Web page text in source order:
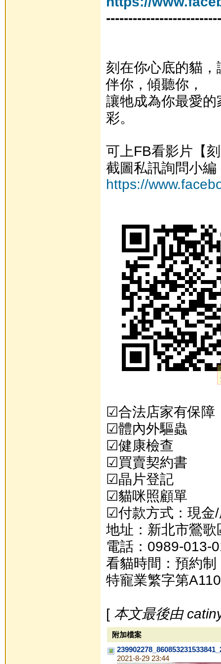
刻在你心底的貓
伴你，傾聽你，
讓牠成為你最愛
彩。
可上FB看影片【
截圖私訊詢問小編
https://
☑合法店家有保障
☑體內外驅蟲
☑健康檢查
☑買賣契約書
☑晶片登記
☑貓咪照顧單
☑付款方式：現金
地址：新北市鶯歌
電話：0989-013-
看貓時間：預約制
特寵業繁字第
[本文最後由
附加檔案
2021-8-29 23:44